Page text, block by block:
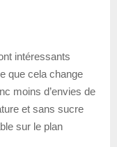
intéressants
que cela change
moins d’envies de
et sans sucre
sur le plan